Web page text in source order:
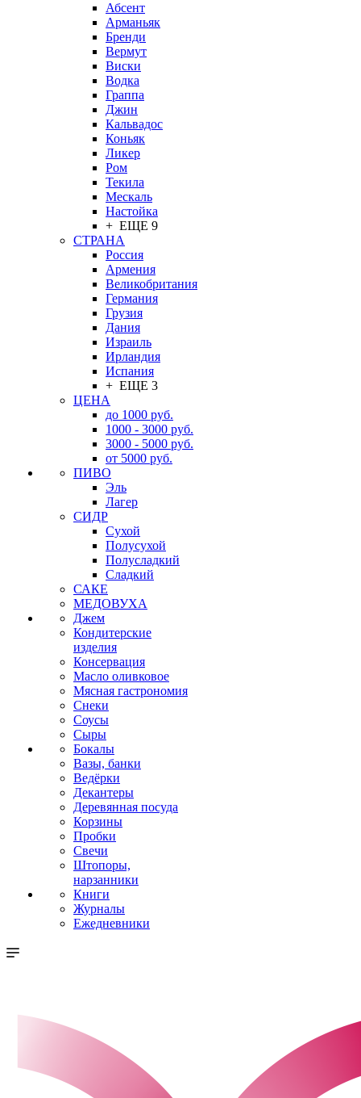
Абсент
Арманьяк
Бренди
Вермут
Виски
Водка
Граппа
Джин
Кальвадос
Коньяк
Ликер
Ром
Текила
Мескаль
Настойка
+ ЕЩЕ 9
СТРАНА
Россия
Армения
Великобритания
Германия
Грузия
Дания
Израиль
Ирландия
Испания
+ ЕЩЕ 3
ЦЕНА
до 1000 руб.
1000 - 3000 руб.
3000 - 5000 руб.
от 5000 руб.
ПИВО
Эль
Лагер
СИДР
Сухой
Полусухой
Полусладкий
Сладкий
САКЕ
МЕДОВУХА
Джем
Кондитерские
изделия
Консервация
Масло оливковое
Мясная гастрономия
Снеки
Соусы
Сыры
Бокалы
Вазы, банки
Ведёрки
Декантеры
Деревянная посуда
Корзины
Пробки
Свечи
Штопоры,
нарзанники
Книги
Журналы
Ежедневники